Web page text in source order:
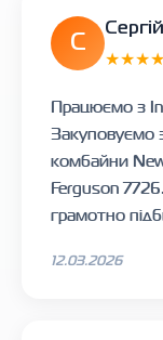
С
Працюємо з
Закуповуємо
комбайни
Ferguson
грамотно
12.03.2026